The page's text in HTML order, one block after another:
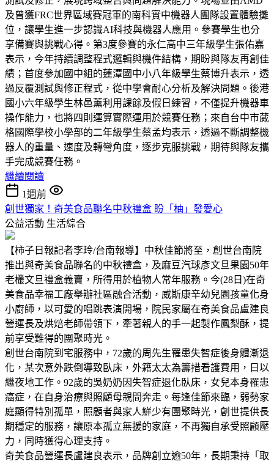
及曾獲FRC世界區域賽冠軍的南科實中機器人團隊設置體驗攤
位，讓學生進一步認識AI科技與機器人應用。參賽學生也分
享備賽與挑戰心得。第3度參賽的永仁高中三年級學生張佑嘉
表示，今年持續調整程式邏輯與機件結構，期盼與隊友再創佳
績；首度參加國中組的蓮潭國中小八年級學生蔡博升表示，透
過反覆測試與修正程式，從中學會耐心分析及解決問題。後港
國小六年級學生林邑薰利用課餘及假日練習，不僅提升機器車
操作能力，也將四則運算實際運用於競賽任務；來自台中市葳
格國際學校小學部的二年級學生蔡孟均表示，透過不斷調整機
器人的重量、速度及轉彎角度，逐步克服挑戰，期待與隊友攜
手完成競賽任務。
繼續閱讀
1週前
創世獨家！奇美食品聯名中秋禮盒 盼「柚」發愛心
公益活動 生活綜合
【柿子日報記者李玲/台南報導】中秋佳節將至，創世台南院
推出與奇美食品聯名的中秋禮盒，及麻豆汽球彥文旦果園50年
老欉文旦禮盒義賣，所得用於植物人常年服務。今(28日)在奇
美食品幸福工廠舉辦社區融合活動，威斯康辛幼兒園孩童化身
小廚師，以可愛的唱跳表演開場，院民家屬在奇美食品盧建良
營運長及烘焙老師帶領下，牽著親人的手一起製作鳳梨酥，提
前享受難得的團聚時光。
創世台南院到宅服務中，72歲的周先生罹患失智症後身體漸退
化，某次意外跌倒導致臥床，外籍太太為籌措看護費用，日以
繼夜地工作。92歲的吳奶奶因失智症退化臥床，女兒本身罹患
癌症，在自身治療與照顧母親間奔走。每逢佳節來臨，弱勢家
庭顯得特別孤單，照顧者與家人鮮少有團聚時光，創世提供長
期穩定的服務，讓原本孤立無援的家庭，不再獨自承受照顧壓
力，同時獲得心理支持。
奇美食品營運長盧建良表示，品牌創立逾50年，長期秉持「取